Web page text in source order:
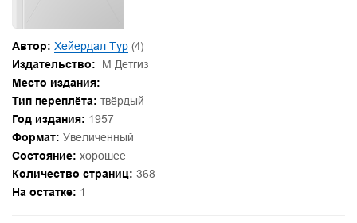
Автор: Хейердал Тур (4)
Издательство:
М Детгиз
Место издания:
Тип переплёта: твёрдый
Год издания: 1957
Формат: Увеличенный
Состояние: хорошее
Количество страниц: 368
На остатке: 1